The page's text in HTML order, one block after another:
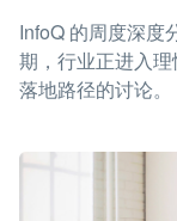
InfoQ 的周度深度
期，行业正进入
落地路径的讨论。